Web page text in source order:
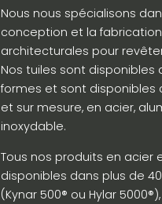
Nous nous spécialisons
conception et la
architecturales pour
Nos tuiles sont disponibles
formes et sont disponibles
et sur mesure, en acier,
inoxydable.
Tous nos produits en acier
disponibles dans plus de
(Kynar 500® ou Hylar